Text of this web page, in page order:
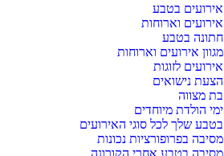
אירועים בטבע
אירועים וארוחות
חתונה בטבע
מגוון אירועים וארוחות
אירועים לזוגות
הצעת נישואים
בת מצווה
ימי הולדת מיוחדים
בטבע שלך לכל סוגי האירועים
מסיבה בפרופורציות נכונות
מסיבה בטבע אחרי הקורונה